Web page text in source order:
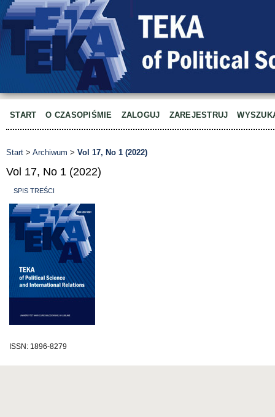
START O CZASOPIŚMIE ZALOGUJ ZAREJESTRUJ
Start > Archiwum > Vol 17, No 1 (2022)
Vol 17, No 1 (2022)
SPIS TREŚCI
ISSN: 1896-8279